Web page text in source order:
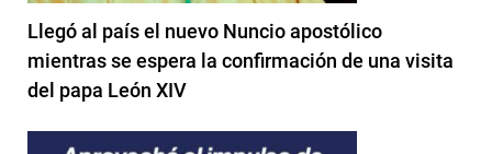
Llegó al país el nuevo Nuncio apostólico
mientras se espera la confirmación de una visita
del papa León XIV